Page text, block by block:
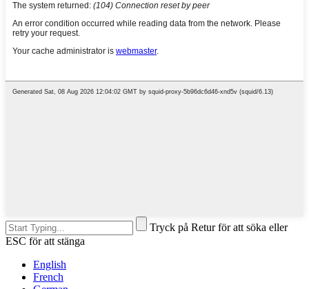
Tryck på Retur för att söka eller
ESC för att stänga
English
French